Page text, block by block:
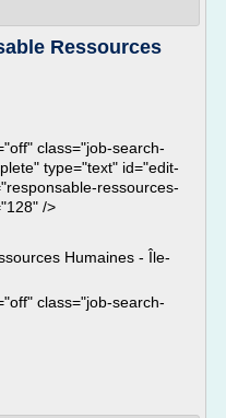
Ressources
class="job-search-
type="text" id="edit-
ressources-
/>
Humaines - Île-
class="job-search-